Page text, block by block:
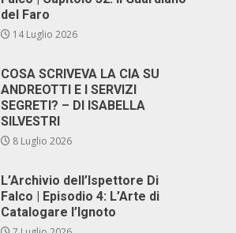
del Faro
14 Luglio 2026
COSA SCRIVEVA LA CIA SU
ANDREOTTI E I SERVIZI
SEGRETI? – DI ISABELLA
SILVESTRI
8 Luglio 2026
L’Archivio dell’Ispettore Di
Falco | Episodio 4: L’Arte di
Catalogare l’Ignoto